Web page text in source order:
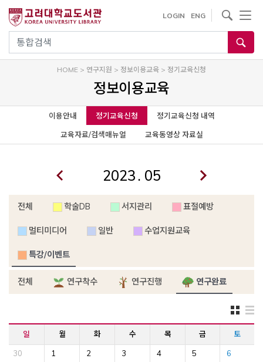
통합검색
LOGIN ENG
사이트내 검색
HOME > 연구지원 > 정보이용교육 > 정기교육신청
정보이용교육
이용안내 정기교육신청
정기교육신청 내역
교육자료/검색매뉴얼
교육동영상 자료실
.
전체 학술DB 서지관리 표절예방
멀티미디어 일반 수업지원교육
특강/이벤트
전체 연구착수 연구진행 연구완료
일 월 화 수 목 금 토
30 1 2 3 4 5 6